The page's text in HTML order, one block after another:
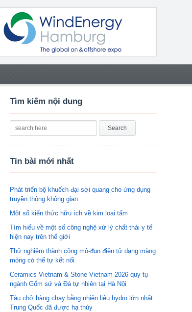
Tìm kiếm nội dung
Tin bài mới nhất
Phát triển bộ khuếch đại sợi quang cho ứng dụng
truyền thông không gian
Một số kiến thức hữu ích về kim loại tấm
Tìm hiểu về một số công nghệ xử lý chất thải y tế
hiện nay trên thế giới
Thử nghiệm thành công mô-đun điện tử dạng màng
mỏng có thể tự kết nối
Ceramics Vietnam & Stone Vietnam 2026 quy tụ
ngành Gốm sứ và Đá tự nhiên tại Hà Nội
Tàu chở hàng chạy bằng nhiên liệu hydro lớn nhất
Trung Quốc đã được hạ thủy